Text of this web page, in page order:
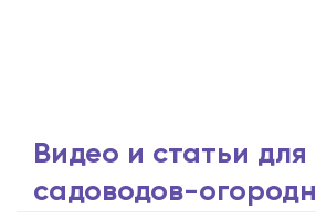
Видео и статьи для
садоводов-